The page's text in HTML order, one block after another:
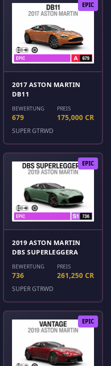
EPIC
2017 ASTON MARTIN
DB11
BEWERTUNG
679
PREIS
175,000 CR
SUPER GTRWD
EPIC
2019 ASTON MARTIN
DBS SUPERLEGGERA
BEWERTUNG
736
PREIS
261,250 CR
SUPER GTRWD
EPIC